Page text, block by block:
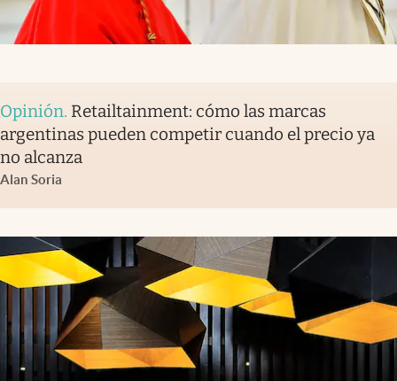
Opinión. Retailtainment: cómo las marcas
argentinas pueden competir cuando el precio ya
no alcanza
Alan Soria